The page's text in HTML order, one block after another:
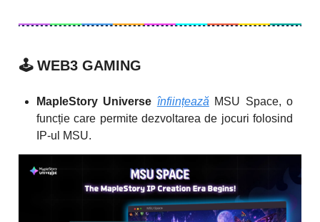
🕹️ WEB3 GAMING
MapleStory Universe înființează MSU Space, o
funcție care permite dezvoltarea de jocuri folosind
IP-ul MSU.